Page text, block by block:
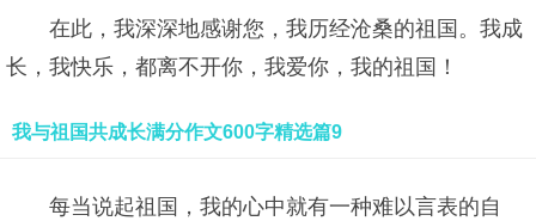
在此，我深深地感谢您，我历经沧桑的祖国。我成
长，我快乐，都离不开你，我爱你，我的祖国！
我与祖国共成长满分作文600字精选篇9
每当说起祖国，我的心中就有一种难以言表的自